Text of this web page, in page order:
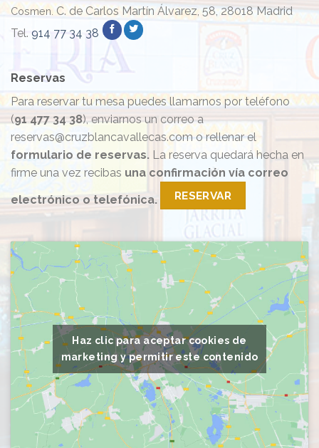
Cosmen. C. de Carlos Martín Álvarez, 58, 28018 Madrid
Tel. 914 77 34 38
Haz clic para aceptar cookies de
marketing y permitir este contenido
Reservas
Para reservar tu mesa puedes llamarnos por teléfono
(91 477 34 38), enviarnos un correo a
reservas@cruzblancavallecas.com o rellenar el
formulario de reservas. La reserva quedará hecha en
firme una vez recibas una confirmación vía correo
electrónico o telefónica. RESERVAR